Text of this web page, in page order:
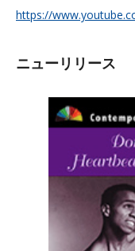
https://
ニューリリース